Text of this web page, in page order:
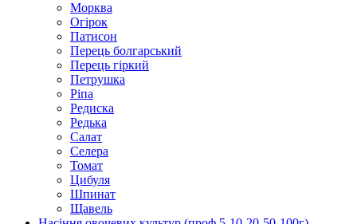
Морква
Огірок
Патисон
Перець болгарський
Перець гіркий
Петрушка
Ріпа
Редиска
Редька
Салат
Селера
Томат
Цибуля
Шпинат
Щавель